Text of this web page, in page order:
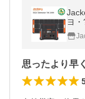
ヨ
ッ
ソ
思ったより早